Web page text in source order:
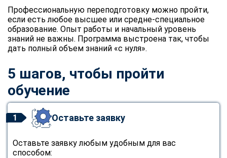
Профессиональную переподготовку можно пройти,
если есть любое высшее или средне-специальное
образование. Опыт работы и начальный уровень
знаний не важны. Программа выстроена так, чтобы
дать полный объем знаний «с нуля».
5 шагов, чтобы пройти
обучение
1 Оставьте заявку
Оставьте заявку любым удобным для вас
способом:
Max